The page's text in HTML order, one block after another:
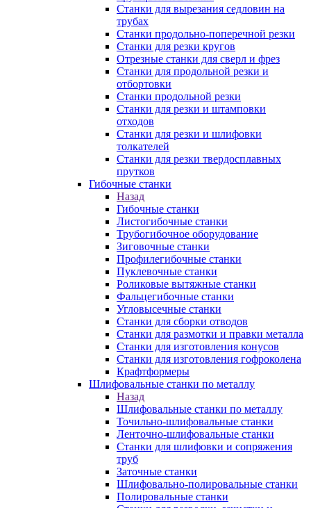
Станки для вырезания седловин на
трубаx
Станки продольно-поперечной резки
Станки для резки кругов
Отрезные станки для сверл и фрез
Станки для продольной резки и
отбортовки
Станки продольной резки
Станки для резки и штамповки
отходов
Станки для резки и шлифовки
толкателей
Станки для резки твердосплавных
прутков
Гибочные станки
Назад
Гибочные станки
Листогибочные станки
Трубогибочное оборудование
Зиговочные станки
Профилегибочные станки
Пуклевочные станки
Роликовые вытяжные станки
Фальцегибочные станки
Угловысечные станки
Станки для сборки отводов
Станки для размотки и правки металла
Станки для изготовления конусов
Станки для изготовления гофроколена
Крафтформеры
Шлифовальные станки по металлу
Назад
Шлифовальные станки по металлу
Точильно-шлифовальные станки
Ленточно-шлифовальные станки
Станки для шлифовки и сопряжения
труб
Заточные станки
Шлифовально-полировальные станки
Полировальные станки